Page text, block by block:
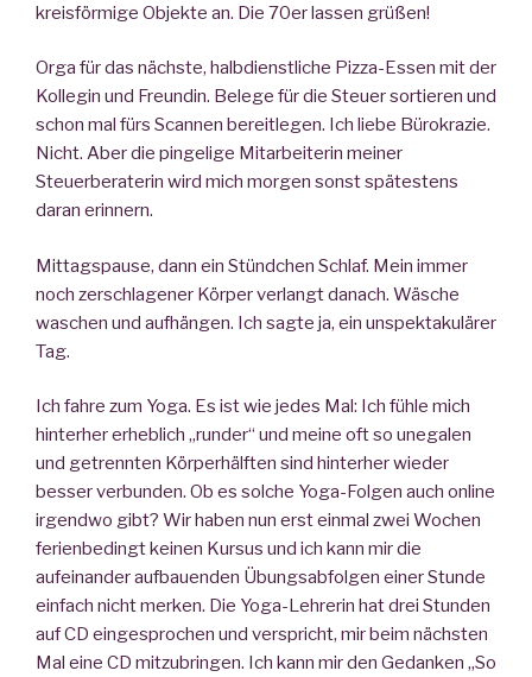
kreisförmige Objekte an. Die 70er lassen grüßen!
Orga für das nächste, halbdienstliche Pizza-Essen mit der
Kollegin und Freundin. Belege für die Steuer sortieren und
schon mal fürs Scannen bereitlegen. Ich liebe Bürokrazie.
Nicht. Aber die pingelige Mitarbeiterin meiner
Steuerberaterin wird mich morgen sonst spätestens
daran erinnern.
Mittagspause, dann ein Stündchen Schlaf. Mein immer
noch zerschlagener Körper verlangt danach. Wäsche
waschen und aufhängen. Ich sagte ja, ein unspektakulärer
Tag.
Ich fahre zum Yoga. Es ist wie jedes Mal: Ich fühle mich
hinterher erheblich „runder“ und meine oft so unegalen
und getrennten Körperhälften sind hinterher wieder
besser verbunden. Ob es solche Yoga-Folgen auch online
irgendwo gibt? Wir haben nun erst einmal zwei Wochen
ferienbedingt keinen Kursus und ich kann mir die
aufeinander aufbauenden Übungsabfolgen einer Stunde
einfach nicht merken. Die Yoga-Lehrerin hat drei Stunden
auf CD eingesprochen und verspricht, mir beim nächsten
Mal eine CD mitzubringen. Ich kann mir den Gedanken „So